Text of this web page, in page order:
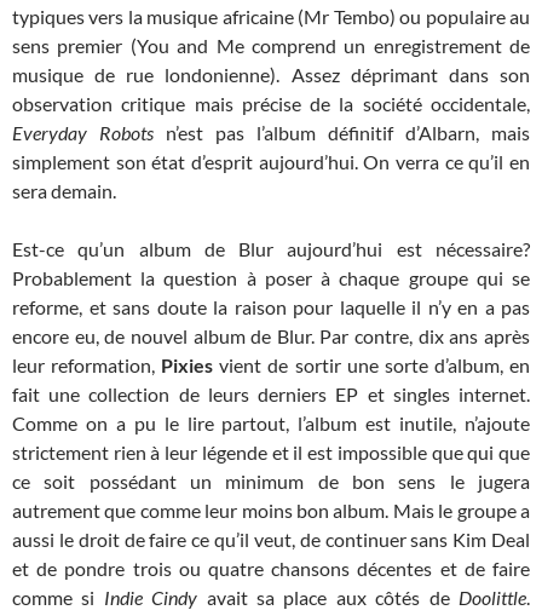
typiques vers la musique africaine (Mr Tembo) ou populaire au
sens premier (You and Me comprend un enregistrement de
musique de rue londonienne). Assez déprimant dans son
observation critique mais précise de la société occidentale,
Everyday Robots n’est pas l’album définitif d’Albarn, mais
simplement son état d’esprit aujourd’hui. On verra ce qu’il en
sera demain.
Est-ce qu’un album de Blur aujourd’hui est nécessaire?
Probablement la question à poser à chaque groupe qui se
reforme, et sans doute la raison pour laquelle il n’y en a pas
encore eu, de nouvel album de Blur. Par contre, dix ans après
leur reformation, Pixies vient de sortir une sorte d’album, en
fait une collection de leurs derniers EP et singles internet.
Comme on a pu le lire partout, l’album est inutile, n’ajoute
strictement rien à leur légende et il est impossible que qui que
ce soit possédant un minimum de bon sens le jugera
autrement que comme leur moins bon album. Mais le groupe a
aussi le droit de faire ce qu’il veut, de continuer sans Kim Deal
et de pondre trois ou quatre chansons décentes et de faire
comme si Indie Cindy avait sa place aux côtés de Doolittle.